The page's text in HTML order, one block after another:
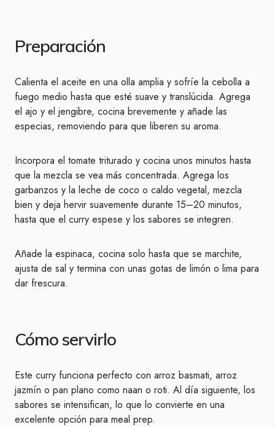
Preparación
Calienta el aceite en una olla amplia y sofríe la cebolla a
fuego medio hasta que esté suave y translúcida. Agrega
el ajo y el jengibre, cocina brevemente y añade las
especias, removiendo para que liberen su aroma.
Incorpora el tomate triturado y cocina unos minutos hasta
que la mezcla se vea más concentrada. Agrega los
garbanzos y la leche de coco o caldo vegetal, mezcla
bien y deja hervir suavemente durante 15–20 minutos,
hasta que el curry espese y los sabores se integren.
Añade la espinaca, cocina solo hasta que se marchite,
ajusta de sal y termina con unas gotas de limón o lima para
dar frescura.
Cómo servirlo
Este curry funciona perfecto con arroz basmati, arroz
jazmín o pan plano como naan o roti. Al día siguiente, los
sabores se intensifican, lo que lo convierte en una
excelente opción para meal prep.